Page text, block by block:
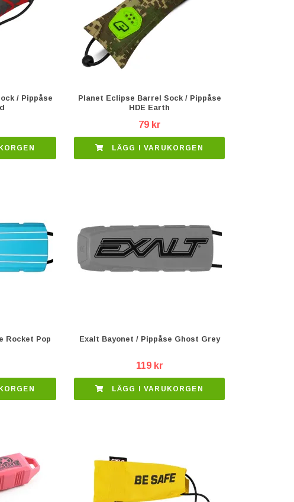
/ Pippåse
Planet Eclipse Barrel Sock / Pippåse
HDE Earth
79 kr
LÄGG I VARUKORGEN
Rocket Pop Exalt Bayonet / Pippåse Ghost Grey
119 kr
LÄGG I VARUKORGEN